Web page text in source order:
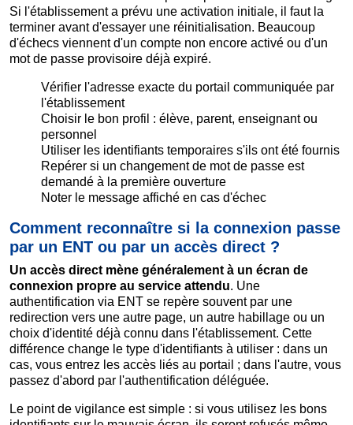
Si l'établissement a prévu une activation initiale, il faut la
terminer avant d'essayer une réinitialisation. Beaucoup
d'échecs viennent d'un compte non encore activé ou d'un
mot de passe provisoire déjà expiré.
Vérifier l'adresse exacte du portail communiquée par
l'établissement
Choisir le bon profil : élève, parent, enseignant ou
personnel
Utiliser les identifiants temporaires s'ils ont été fournis
Repérer si un changement de mot de passe est
demandé à la première ouverture
Noter le message affiché en cas d'échec
Comment reconnaître si la connexion passe
par un ENT ou par un accès direct ?
Un accès direct mène généralement à un écran de
connexion propre au service attendu. Une
authentification via ENT se repère souvent par une
redirection vers une autre page, un autre habillage ou un
choix d'identité déjà connu dans l'établissement. Cette
différence change le type d'identifiants à utiliser : dans un
cas, vous entrez les accès liés au portail ; dans l'autre, vous
passez d'abord par l'authentification déléguée.
Le point de vigilance est simple : si vous utilisez les bons